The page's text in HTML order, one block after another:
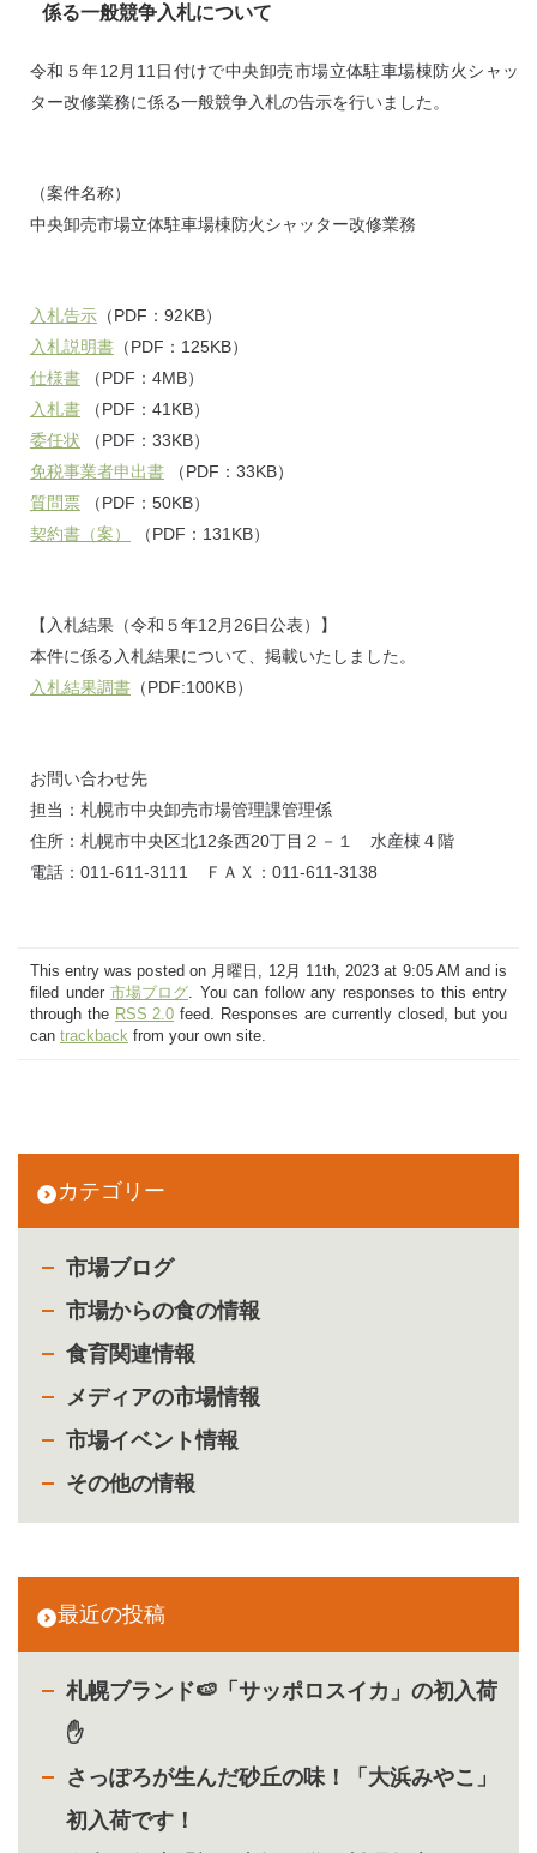
カテゴリー
市場ブログ
市場からの食の情報
食育関連情報
メディアの市場情報
市場イベント情報
その他の情報
最近の投稿
札幌ブランド🍉「サッポロスイカ」の初入荷
✋
さっぽろが生んだ砂丘の味！「大浜みやこ」
初入荷です！
係る一般競争入札について
令和５年12月11日付けで中央卸売市場立体駐車場棟防火シャッ
ター改修業務に係る一般競争入札の告示を行いました。
（案件名称）
中央卸売市場立体駐車場棟防火シャッター改修業務
入札告示 （PDF：92KB）
入札説明書 （PDF：125KB）
仕様書 （PDF：4MB）
入札書 （PDF：41KB）
委任状 （PDF：33KB）
免税事業者申出書 （PDF：33KB）
質問票 （PDF：50KB）
契約書（案）
（PDF：131KB）
【入札結果（令和５年12月26日公表）】
本件に係る入札結果について、掲載いたしました。
入札結果調書 （PDF:100KB）
お問い合わせ先
担当：札幌市中央卸売市場管理課管理係
住所：札幌市中央区北12条西20丁目２－１ 水産棟４階
電話：011-611-3111 ＦＡＸ：011-611-3138
This entry was posted on 月曜日, 12月 11th, 2023 at 9:05 AM and is
filed under 市場ブログ. You can follow any responses to this entry
through the RSS 2.0 feed. Responses are currently closed, but you
can trackback from your own site.